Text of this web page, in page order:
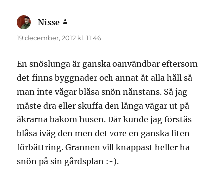
Nisse
19 december, 2012 kl. 11:46
En snöslunga är ganska oanvändbar eftersom
det finns byggnader och annat åt alla håll så
man inte vågar blåsa snön nånstans. Så jag
måste dra eller skuffa den långa vägar ut på
åkrarna bakom husen. Där kunde jag förstås
blåsa iväg den men det vore en ganska liten
förbättring. Grannen vill knappast heller ha
snön på sin gårdsplan :-).